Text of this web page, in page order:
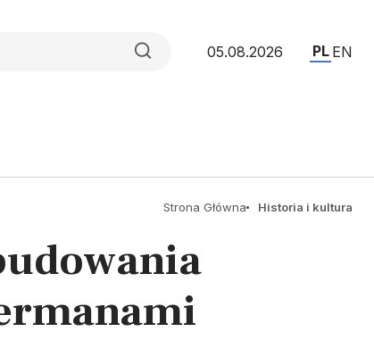
05.08.2026 PL EN
Strona Główna Historia i kultura